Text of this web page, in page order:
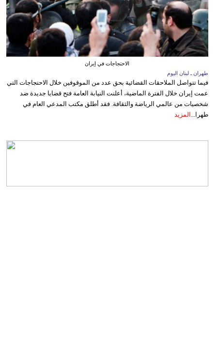
الاحتجاجات في إيران
طهران ـ لبنان اليوم
فيما تتواصل الملاحقات القضائية بحق عدد من الموقوفين خلال الاحتجاجات التي
عمت إيران خلال الفترة الماضية، أعلنت النيابة العامة فتح قضايا جديدة ضد
شخصيات من عالمي الرياضة والثقافة. فقد أطلق مكتب المدعي العام في
طهرا... المزيد